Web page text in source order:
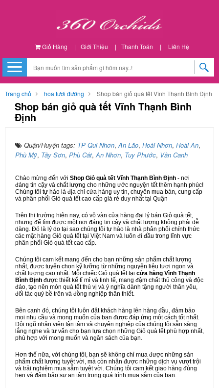
Giỏ Hàng | Giới Thiệu | Thanh Toán | Liên Hệ
Trang chủ hoa tươi đường Shop bán giỏ quà tết Vĩnh Thạnh Bình Định
Shop bán giỏ quà tết Vĩnh Thạnh Bình
Định
Quận/Huyện tags: TP Qui Nhơn,An Lão, Hoài Nhơn, Hoài Ân,
Phù Mỹ, Tây Sơn, Phù Cát,An Nhơn, Tuy Phước, Vân Canh
Chào mừng đến với Shop Giỏ quà tết Vĩnh Thạnh Bình Định - nơi
đáng tin cậy và chất lượng cho những ước nguyện tết thêm hạnh phúc!
Chúng tôi tự hào là địa chỉ cửa hàng uy tín, chuyên mua bán, cung cấp
và phân phối Giỏ quà tết cao cấp giá rẻ duy nhất tại Quận
Trên thị trường hiện nay, có vô vàn cửa hàng đại lý bán Giỏ quà tết,
nhưng để tìm được một nơi đáng tin cậy và chất lượng không phải dễ
dàng. Đó là lý do tại sao chúng tôi tự hào là nhà phân phối chính thức
các mặt hàng Giỏ quà tết tại Việt Nam và luôn đi đầu trong lĩnh vực
phân phối Giỏ quà tết cao cấp.
Chúng tôi cam kết mang đến cho bạn những sản phẩm chất lượng
nhất, được tuyển chọn kỹ lưỡng từ những nguyên liệu tươi ngon và
chất lượng cao nhất. Mỗi chiếc Giỏ quà tết tại cửa hàng Vĩnh Thạnh
Bình Định được thiết kế tỉ mỉ và tinh tế, mang đậm chất thủ công và độc
đáo, tạo nên món quà tết thú vị và ý nghĩa dành tặng người thân yêu,
đối tác quý bề trên và đồng nghiệp thân thiết.
Bên cạnh đó, chúng tôi luôn đặt khách hàng lên hàng đầu, đảm bảo
mọi nhu cầu và mong muốn của bạn được đáp ứng một cách tốt nhất.
Đội ngũ nhân viên tận tâm và chuyên nghiệp của chúng tôi sẵn sàng
lắng nghe và tư vấn cho bạn lựa chọn những Giỏ quà tết phù hợp nhất,
phù hợp với mong muốn và ngân sách của bạn.
Hơn thế nữa, với chúng tôi, bạn sẽ không chỉ mua được những sản
phẩm chất lượng tuyệt vời, mà còn nhận được những dịch vụ vượt trội
và trải nghiệm mua sắm tuyệt vời. Chúng tôi cam kết giao hàng đúng
hẹn và đảm bảo sự an tâm trong quá trình mua sắm của bạn.